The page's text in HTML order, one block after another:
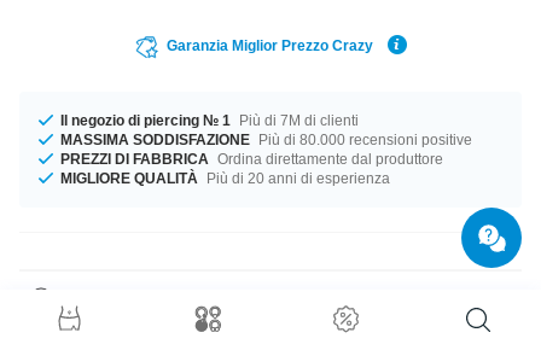
Garanzia Miglior Prezzo Crazy
Il negozio di piercing № 1
Più di 7M di clienti
MASSIMA SODDISFAZIONE Più di 80.000 recensioni positive
PREZZI DI FABBRICA Ordina direttamente dal produttore
MIGLIORE QUALITÀ
Più di 20 anni di esperienza
Disponibile per te nei diametri 8 mm a 16 mm. Un Favoloso prodotto